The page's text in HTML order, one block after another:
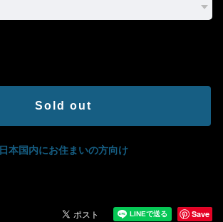
Sold out
日本国内にお住まいの方向け
Save